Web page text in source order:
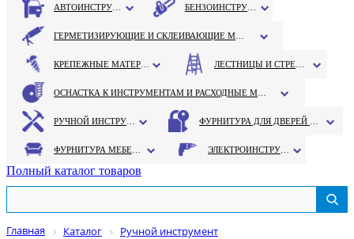
Полный каталог товаров
Главная Каталог
Ручной инструмент